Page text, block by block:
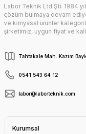
Labor Teknik Ltd.Şti. 1984
çözüm bulmaya devam
ve kimyasal ürünler
şirketimiz, uygun fiyat ve
Tahtakale Mah. Kazım
0541 543 64 12
labor@laborteknik.com
Kurumsal